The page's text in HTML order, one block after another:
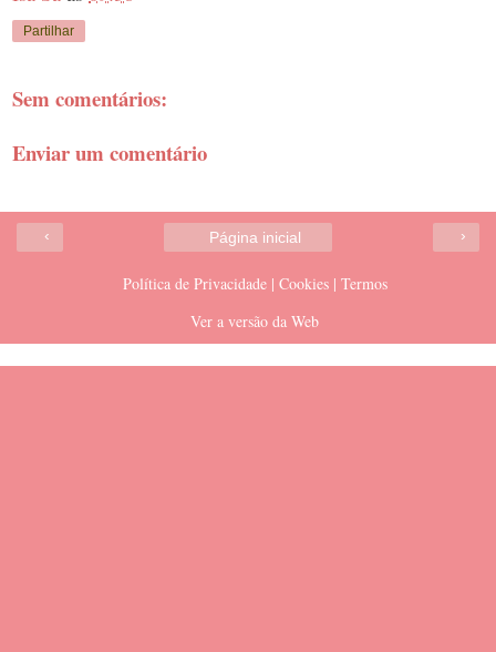
Partilhar
Sem comentários:
Enviar um comentário
‹ ›
Página inicial
Política de Privacidade | Cookies | Termos
Ver a versão da Web